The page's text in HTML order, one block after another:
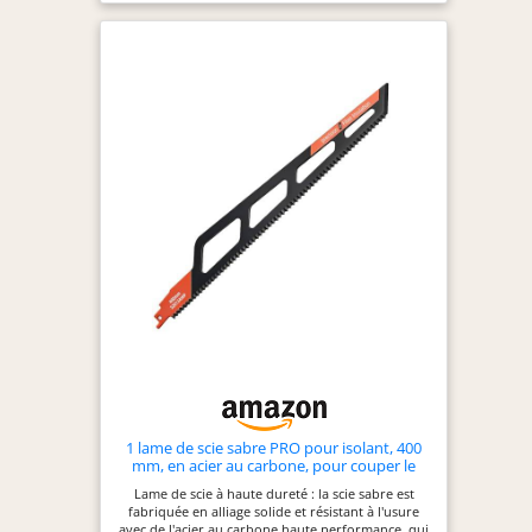
1 lame de scie sabre PRO pour isolant, 400
mm, en acier au carbone, pour couper le
carton, le caoutchouc, la moquette, le cuir, la
mousse et les matériaux isolants en fibres
Lame de scie à haute dureté : la scie sabre est
fabriquée en alliage solide et résistant à l'usure